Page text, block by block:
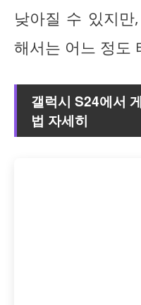
낮아질 수 있지
해서는 어느 정도
갤럭시 S24에서
법 자세히